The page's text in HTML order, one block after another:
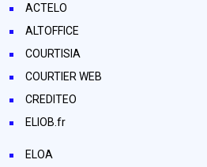
ACTELO
ALTOFFICE
COURTISIA
COURTIER WEB
CREDITEO
ELIOB.fr
ELOA